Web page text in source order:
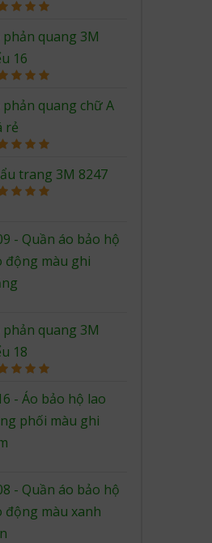
of 5
phản quang 3M
16
of 5
phản quang chữ A
rẻ
of 5trang 3M 8247
- Quần áo bảo hộ
động màu ghi
phản quang 3M
18
of 5- Áo bảo hộ lao
phối màu ghi
- Quần áo bảo hộ
động màu xanh